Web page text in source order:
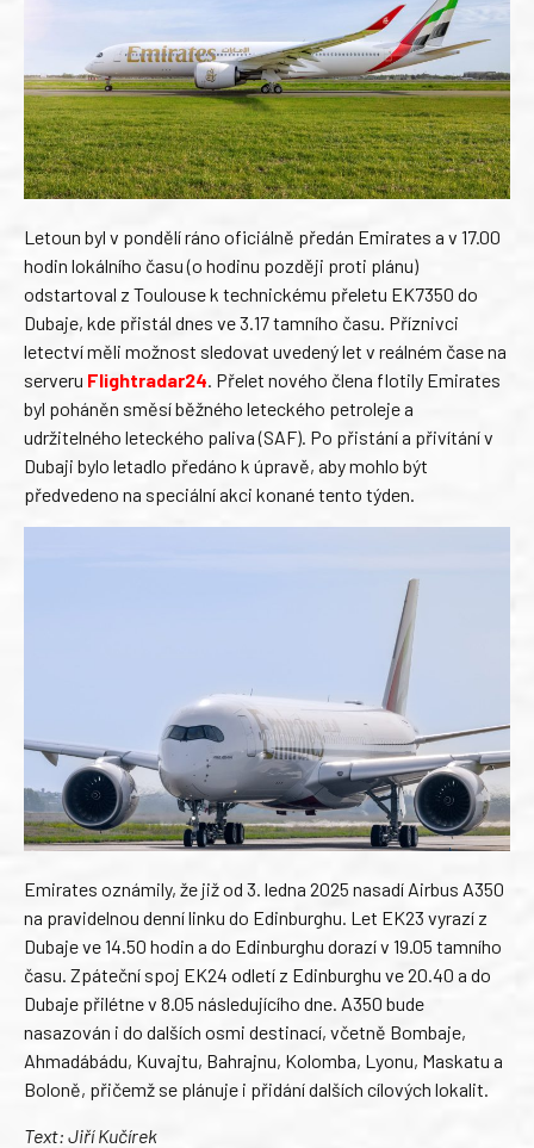
Letoun byl v pondělí ráno oficiálně předán Emirates a v 17.00
hodin lokálního času (o hodinu později proti plánu)
odstartoval z Toulouse k technickému přeletu EK7350 do
Dubaje, kde přistál dnes ve 3.17 tamního času. Příznivci
letectví měli možnost sledovat uvedený let v reálném čase na
serveru Flightradar24. Přelet nového člena flotily Emirates
byl poháněn směsí běžného leteckého petroleje a
udržitelného leteckého paliva (SAF). Po přistání a přivítání v
Dubaji bylo letadlo předáno k úpravě, aby mohlo být
předvedeno na speciální akci konané tento týden.
Emirates oznámily, že již od 3. ledna 2025 nasadí Airbus A350
na pravidelnou denní linku do Edinburghu. Let EK23 vyrazí z
Dubaje ve 14.50 hodin a do Edinburghu dorazí v 19.05 tamního
času. Zpáteční spoj EK24 odletí z Edinburghu ve 20.40 a do
Dubaje přilétne v 8.05 následujícího dne. A350 bude
nasazován i do dalších osmi destinací, včetně Bombaje,
Ahmadábádu, Kuvajtu, Bahrajnu, Kolomba, Lyonu, Maskatu a
Boloně, přičemž se plánuje i přidání dalších cílových lokalit.
Text: Jiří Kučírek